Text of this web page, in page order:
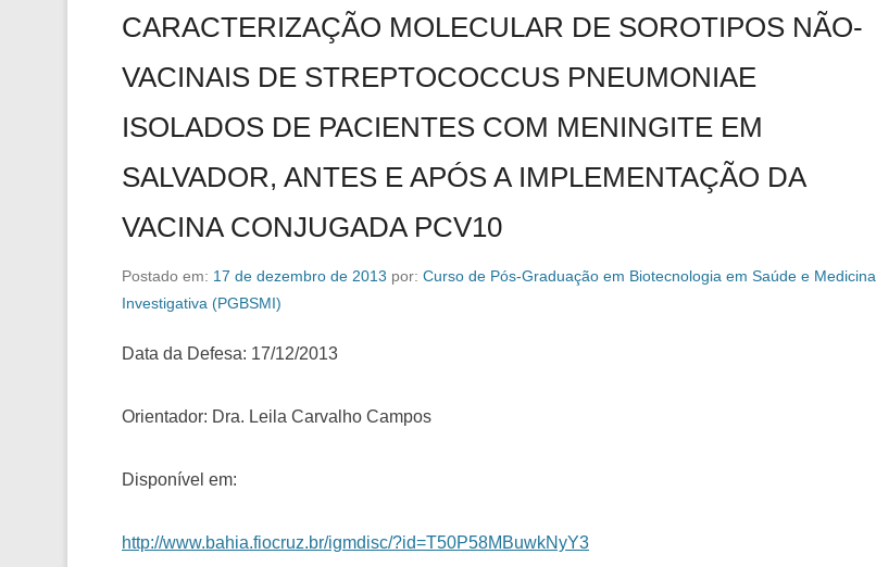
CARACTERIZAÇÃO MOLECULAR DE SOROTIPOS NÃO-
VACINAIS DE STREPTOCOCCUS PNEUMONIAE
ISOLADOS DE PACIENTES COM MENINGITE EM
SALVADOR, ANTES E APÓS A IMPLEMENTAÇÃO DA
VACINA CONJUGADA PCV10
Postado em: 17 de dezembro de 2013 por: Curso de Pós-Graduação em Biotecnologia em Saúde e Medicina
Investigativa (PGBSMI)
Data da Defesa: 17/12/2013
Orientador: Dra. Leila Carvalho Campos
Disponível em:
http://www.bahia.fiocruz.br/igmdisc/?id=T50P58MBuwkNyY3